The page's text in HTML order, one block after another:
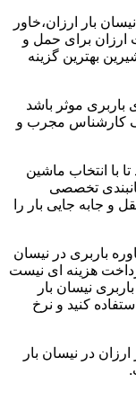
بار ارزان،خاور
ارزان برای حمل و
بهترین گزینه
باربری موثر باشد
یک کارشناس مجرب و
با انتخاب ماشین
تخصصی
و جابه جایی بار را
باربری در نیسان
هزینه ای نیست
نیسان بار
کنید و نرخ
در نیسان بار